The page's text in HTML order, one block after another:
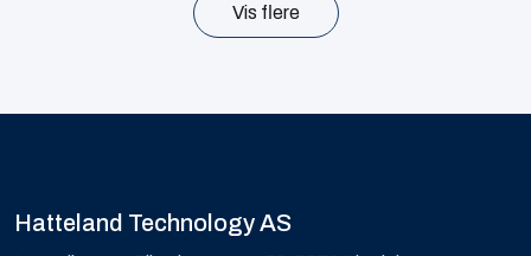
Vis flere
Hatteland Technology AS